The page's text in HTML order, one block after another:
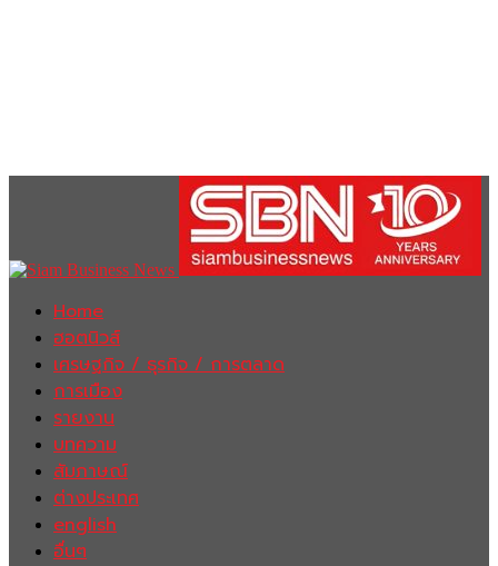
Home
ฮอตนิวส์
เศรษฐกิจ / ธุรกิจ / การตลาด
การเมือง
รายงาน
บทความ
สัมภาษณ์
ต่างประเทศ
english
อื่นๆ